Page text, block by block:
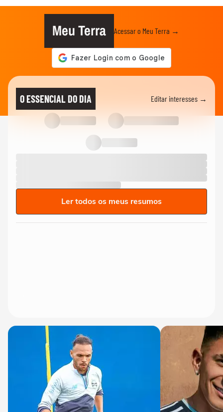
Meu Terra Acessar o Meu Terra →
O ESSENCIAL DO DIA Editar interesses →
Ler todos os meus resumos